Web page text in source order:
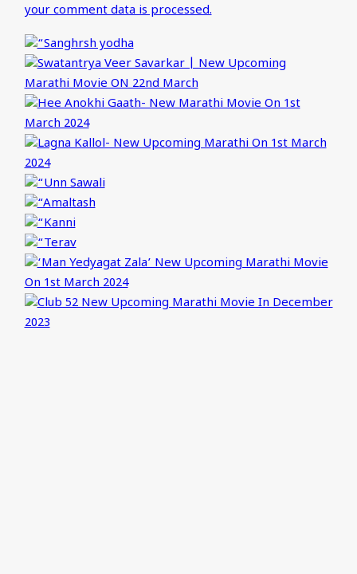
your comment data is processed.